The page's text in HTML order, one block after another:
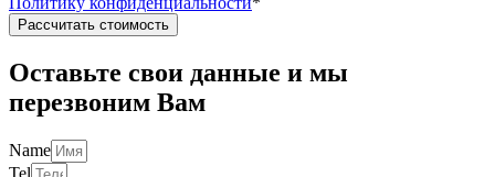
Рассчитать стоимость
Оставьте свои данные и мы
перезвоним Вам
Name
Tel